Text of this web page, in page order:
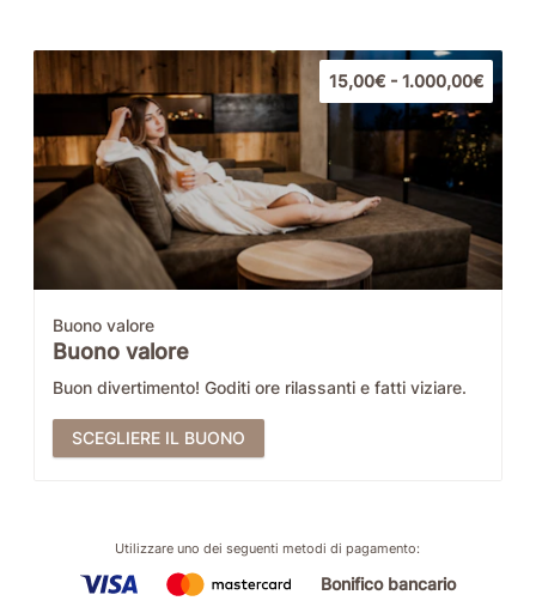
15,00€ - 1.000,00€
Buono valore
Buono valore
Buon divertimento! Goditi ore rilassanti e fatti viziare.
SCEGLIERE IL BUONO
Utilizzare uno dei seguenti metodi di pagamento:
Bonifico bancario